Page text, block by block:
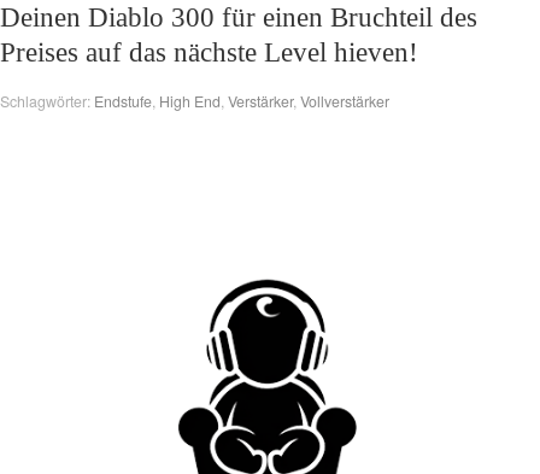
Deinen Diablo 300 für einen Bruchteil des
Preises auf das nächste Level hieven!
Schlagwörter: Endstufe, High End,Verstärker,Vollverstärker